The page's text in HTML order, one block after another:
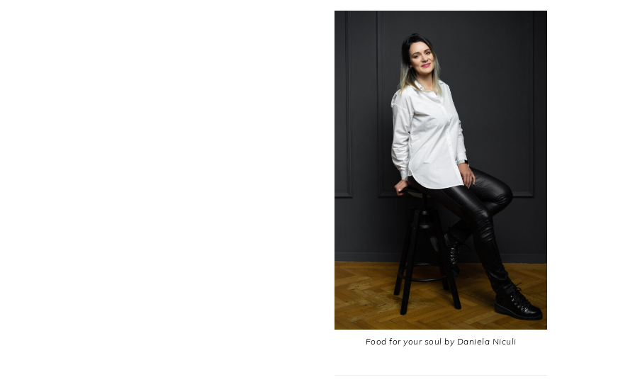
Food for your soul by Daniela Niculi